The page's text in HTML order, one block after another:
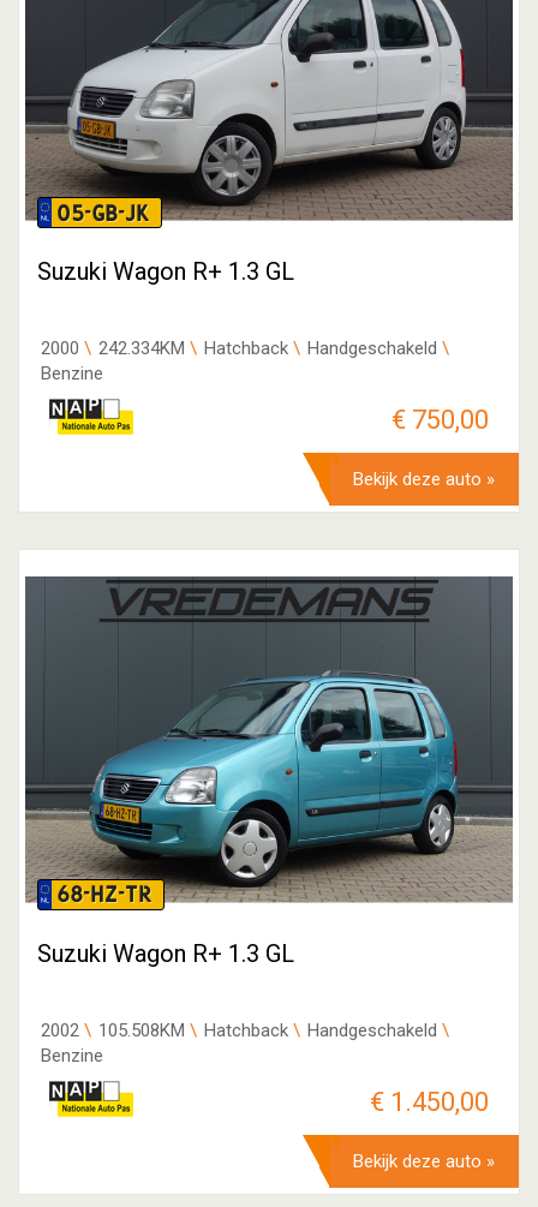
05-GB-JK
Suzuki Wagon R+ 1.3 GL
2000 242.334KM Hatchback
Handgeschakeld
Benzine
€ 750,00
Bekijk deze auto »
68-HZ-TR
Suzuki Wagon R+ 1.3 GL
2002 105.508KM Hatchback
Handgeschakeld
Benzine
€ 1.450,00
Bekijk deze auto »